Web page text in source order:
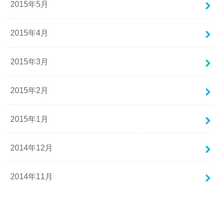
2015年5月
2015年4月
2015年3月
2015年2月
2015年1月
2014年12月
2014年11月